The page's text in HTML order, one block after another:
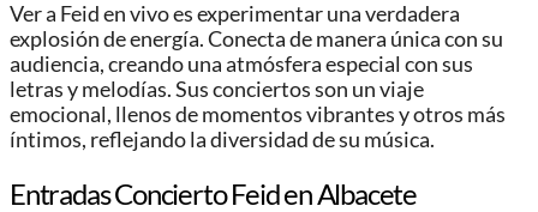
Ver a Feid en vivo es experimentar una verdadera
explosión de energía. Conecta de manera única con su
audiencia, creando una atmósfera especial con sus
letras y melodías. Sus conciertos son un viaje
emocional, llenos de momentos vibrantes y otros más
íntimos, reflejando la diversidad de su música.
Entradas Concierto Feid en Albacete